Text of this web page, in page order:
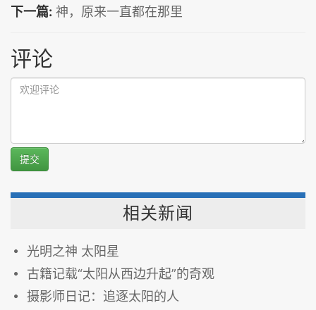
下一篇: 神，原来一直都在那里
评论
提交
相关新闻
光明之神 太阳星
古籍记载“太阳从西边升起”的奇观
摄影师日记：追逐太阳的人